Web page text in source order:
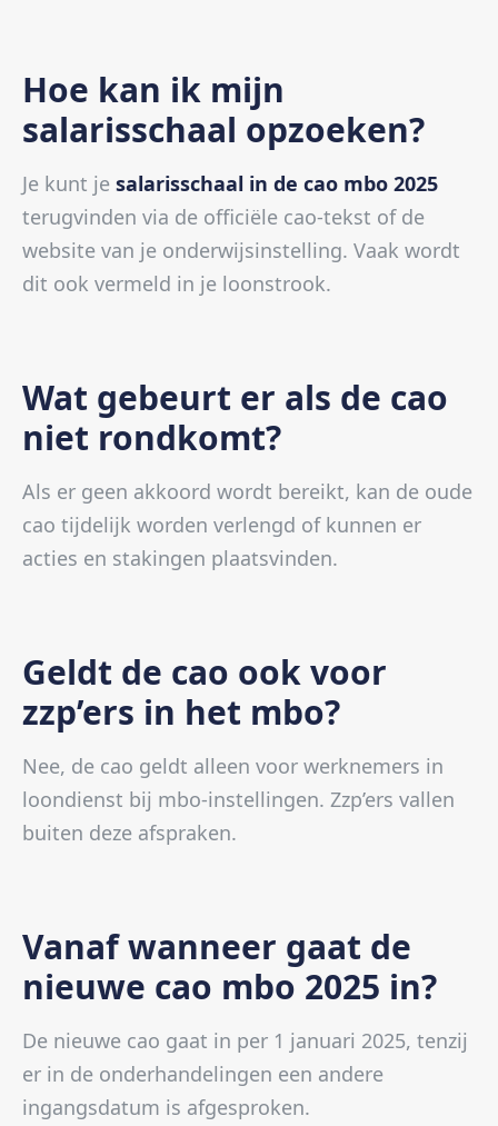
Hoe kan ik mijn
salarisschaal opzoeken?
Je kunt je salarisschaal in de cao mbo 2025
terugvinden via de officiële cao-tekst of de
website van je onderwijsinstelling. Vaak wordt
dit ook vermeld in je loonstrook.
Wat gebeurt er als de cao
niet rondkomt?
Als er geen akkoord wordt bereikt, kan de oude
cao tijdelijk worden verlengd of kunnen er
acties en stakingen plaatsvinden.
Geldt de cao ook voor
zzp’ers in het mbo?
Nee, de cao geldt alleen voor werknemers in
loondienst bij mbo-instellingen. Zzp’ers vallen
buiten deze afspraken.
Vanaf wanneer gaat de
nieuwe cao mbo 2025 in?
De nieuwe cao gaat in per 1 januari 2025, tenzij
er in de onderhandelingen een andere
ingangsdatum is afgesproken.